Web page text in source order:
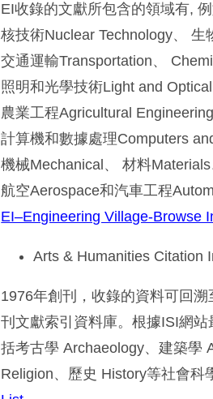
EI收錄的文獻所包含的領域有,
核技術Nuclear Technology、 生
交通運輸Transportation、
照明和光學技術Light and Optical
農業工程Agricultural Engineering
計算機和數據處理Computers
機械Mechanical、 材料Materials
航空Aerospace和汽車工程
EI–Engineering Village-Browse
Arts & Humanities Citation
1976年創刊，收錄的資料可回
刊文獻索引資料庫。根據ISI網
括考古學 Archaeology、建築學
Religion、歷史 History等社會科